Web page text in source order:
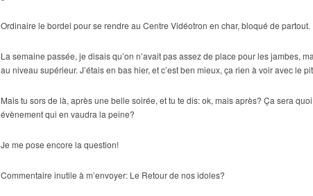
Ordinaire le bordel pour se rendre au Centre Vidéotron en char, bloqué de partout.
La semaine passée, je disais qu’on n’avait pas assez de place pour les jambes,
au niveau supérieur. J’étais en bas hier, et c’est ben mieux, ça rien à voir avec le
Mais tu sors de là, après une belle soirée, et tu te dis: ok, mais après? Ça sera
évènement qui en vaudra la peine?
Je me pose encore la question!
Commentaire inutile à m’envoyer: Le Retour de nos idoles?